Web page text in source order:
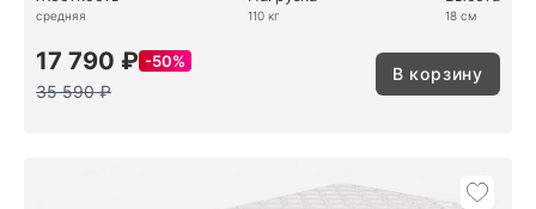
средняя 110 кг 18 см
17 790 ₽ 50%
35 590 ₽
В корзину